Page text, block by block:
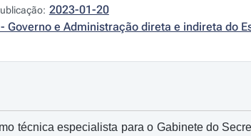
2023-01-20
Governo e Administração direta e indireta do
técnica especialista para o Gabinete do